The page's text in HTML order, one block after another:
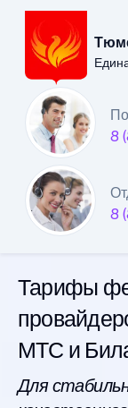
8
8
Тарифы
МТС и
Для